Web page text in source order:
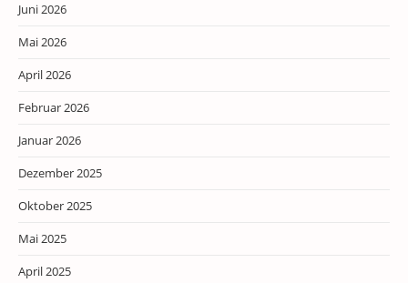
Juni 2026
Mai 2026
April 2026
Februar 2026
Januar 2026
Dezember 2025
Oktober 2025
Mai 2025
April 2025